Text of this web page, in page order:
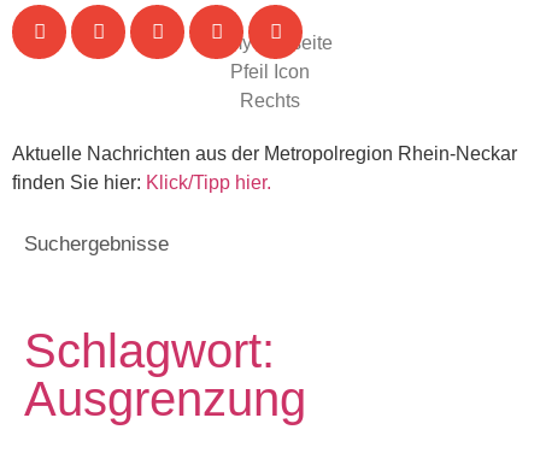
Aktuelle Nachrichten aus der Metropolregion Rhein-Neckar
finden Sie hier: Klick/Tipp hier.
Suchergebnisse
Schlagwort:
Ausgrenzung